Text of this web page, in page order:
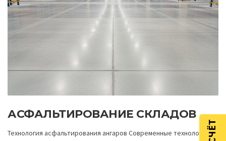
АСФАЛЬТИРОВАНИЕ СКЛАДОВ
Технология асфальтирования ангаров Современные технологи